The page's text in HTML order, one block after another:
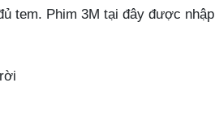
tem. Phim 3M tại đây được nhập